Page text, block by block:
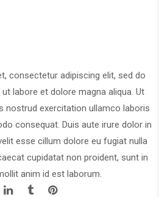
consectetur adipiscing elit, sed do
labore et dolore magna aliqua. Ut
nostrud exercitation ullamco laboris
consequat. Duis aute irure dolor in
esse cillum dolore eu fugiat nulla
cupidatat non proident, sunt in
anim id est laborum.